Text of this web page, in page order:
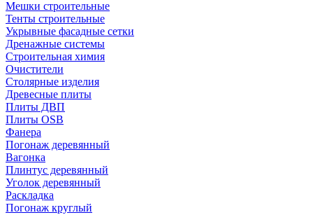
Мешки строительные
Тенты строительные
Укрывные фасадные сетки
Дренажные системы
Строительная химия
Очистители
Столярные изделия
Древесные плиты
Плиты ДВП
Плиты OSB
Фанера
Погонаж деревянный
Вагонка
Плинтус деревянный
Уголок деревянный
Раскладка
Погонаж круглый